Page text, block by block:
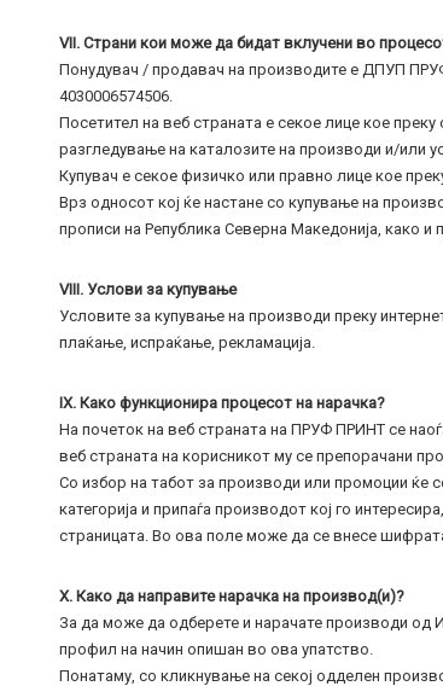
VII. Страни кои може да бидат вклучени во
Понудувач / продавач на производите e ДПУП
4030006574506.
Посетител на веб страната е секое лице кое
разгледување на каталозите на производи и/или
Купувач е секое физичко или правно лице кое
Врз односот кој ќе настане со купување на
прописи на Република Северна Македонија, како
VIII. Услови за купување
Условите за купување на производи преку
плаќање, испраќање, рекламација.
IX. Како функционира процесот на нарачка?
На почеток на веб страната на ПРУФ ПРИНТ се
веб страната на корисникот му се препорачани
Со избор на табот за производи или промоции ќе
категорија и припаѓа производот кој го
страницата. Во ова поле може да се внесе
X. Како да направите нарачка на производ(и)?
За да може да одберете и нарачате производи од
профил на начин опишан во ова упатство.
Понатаму, со кликнување на секој одделен